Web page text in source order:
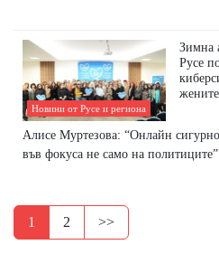
Новини от Русе и региона
Зимна
Русе
Алисе Муртезова: “Онлайн
във фокуса не само на политиците”
1 2 >>